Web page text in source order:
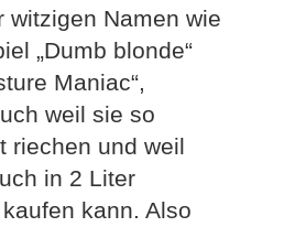
witzigen Namen wie
„Dumb blonde“
Maniac“,
weil sie so
riechen und weil
in 2 Liter
kann. Also